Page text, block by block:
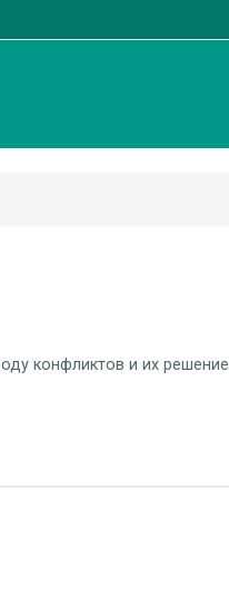
конфликтов и их решение